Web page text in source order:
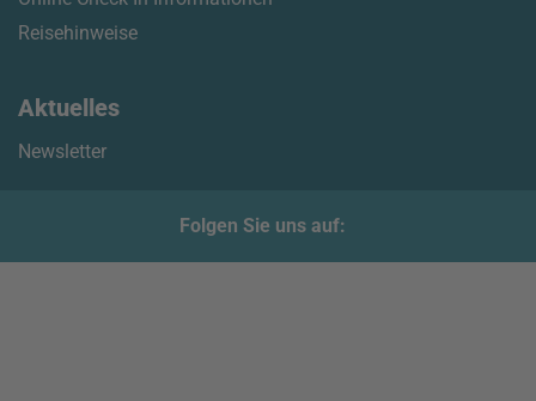
Reisehinweise
Aktuelles
Newsletter
Folgen Sie uns auf: